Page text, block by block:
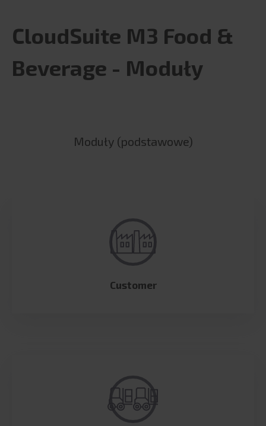
CloudSuite M3 Food &
Beverage - Moduły
Moduły (podstawowe)
Customer